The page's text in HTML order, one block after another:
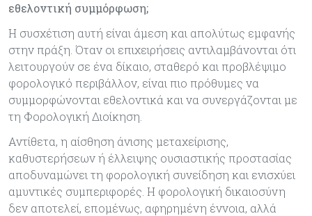
εθελοντική συμμόρφωση;
Η συσχέτιση αυτή είναι άμεση και απολύτως εμφανής
στην πράξη. Όταν οι επιχειρήσεις αντιλαμβάνονται ότι
λειτουργούν σε ένα δίκαιο, σταθερό και προβλέψιμο
φορολογικό περιβάλλον, είναι πιο πρόθυμες να
συμμορφώνονται εθελοντικά και να συνεργάζονται με
τη Φορολογική Διοίκηση.
Αντίθετα, η αίσθηση άνισης μεταχείρισης,
καθυστερήσεων ή έλλειψης ουσιαστικής προστασίας
αποδυναμώνει τη φορολογική συνείδηση και ενισχύει
αμυντικές συμπεριφορές. Η φορολογική δικαιοσύνη
δεν αποτελεί, επομένως, αφηρημένη έννοια, αλλά